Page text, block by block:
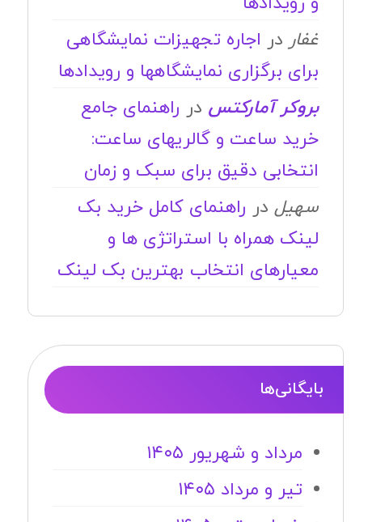
غفار در اجاره تجهیزات نمایشگاهی
برای برگزاری نمایشگاهها و رویدادها
بروکر آمارکتس در راهنمای جامع
خرید ساعت و گالریهای ساعت:
انتخابی دقیق برای سبک و زمان
سهیلدر راهنمای کامل خرید بک
لینک همراه با استراتژی ها و
معیارهای انتخاب بهترین بک لینک
بایگانی‌ها
مرداد و شهریور ۱۴۰۵
تیر و مرداد ۱۴۰۵